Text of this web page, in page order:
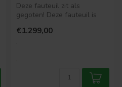
Deze fauteuil zit als
gegoten! Deze fauteuil is
moo...
€1.299,00
.
.